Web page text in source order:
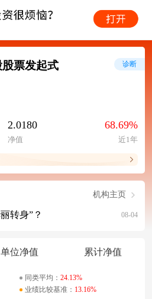
票发起式
2.0180
净值
68.69%
近1年
诊断
机构主页
转身”？ 08-04
单位净值 累计净值
同类平均： 24.13%
业绩比较基准： 13.16%